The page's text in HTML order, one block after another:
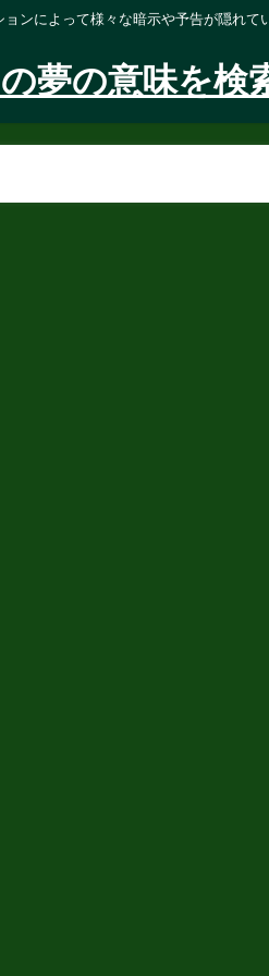
ンによって様々な暗示や予告が隠れ
夢の意味を検